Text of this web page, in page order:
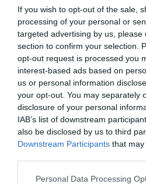
If you wish to opt-out of the sale,
processing of your personal or
targeted advertising by us, please
section to confirm your selection.
opt-out request is processed you
interest-based ads based on
us or personal information
your opt-out. You may separately
disclosure of your personal
IAB’s list of downstream
also be disclosed by us to third
Downstream Participants that
Please note that this website/app
Personal Data Processing
kopottas
ne itéljünk
talán az
volt
követően
ezért jár
Én
füge
Uborkával
rántott